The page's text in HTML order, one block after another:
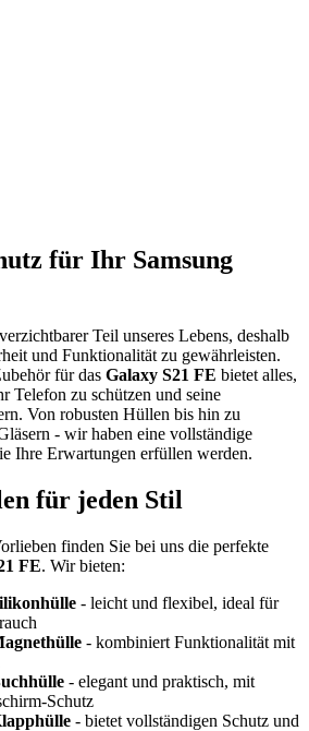
für Ihr Samsung
Teil unseres Lebens, deshalb
und Funktionalität zu gewährleisten.
für das Galaxy S21 FE bietet alles,
Telefon zu schützen und seine
Von robusten Hüllen bis hin zu
- wir haben eine vollständige
Ihre Erwartungen erfüllen werden.
für jeden Stil
finden Sie bei uns die perfekte
FE. Wir bieten:
- leicht und flexibel, ideal für
- kombiniert Funktionalität mit
- elegant und praktisch, mit
Schutz
- bietet vollständigen Schutz und